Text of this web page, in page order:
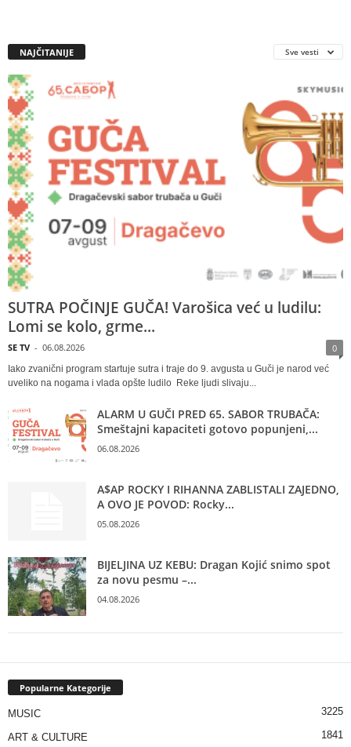
NAJČITANIJE Sve vesti
SUTRA POČINJE GUČA! Varošica već u ludilu:
Lomi se kolo, grme...
SE TV - 06.08.2026 0
Iako zvanični program startuje sutra i traje do 9. avgusta u Guči je narod već
uveliko na nogama i vlada opšte ludilo Reke ljudi slivaju...
ALARM U GUČI PRED 65. SABOR TRUBAČA:
Smeštajni kapaciteti gotovo popunjeni,...
06.08.2026
A$AP ROCKY I RIHANNA ZABLISTALI ZAJEDNO,
A OVO JE POVOD: Rocky...
05.08.2026
BIJELJINA UZ KEBU: Dragan Kojić snimo spot
za novu pesmu –...
04.08.2026
Popularne Kategorije
MUSIC 3225
ART & CULTURE 1841